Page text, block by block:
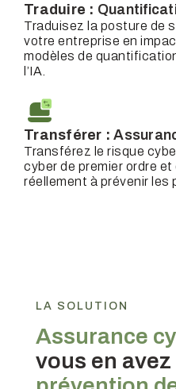
Traduire :
Traduisez la posture de
votre entreprise en
modèles de
l’IA.
Transférer :
Transférez le risque
cyber de premier ordre
réellement à prévenir les
LA SOLUTION
Assurance
vous en